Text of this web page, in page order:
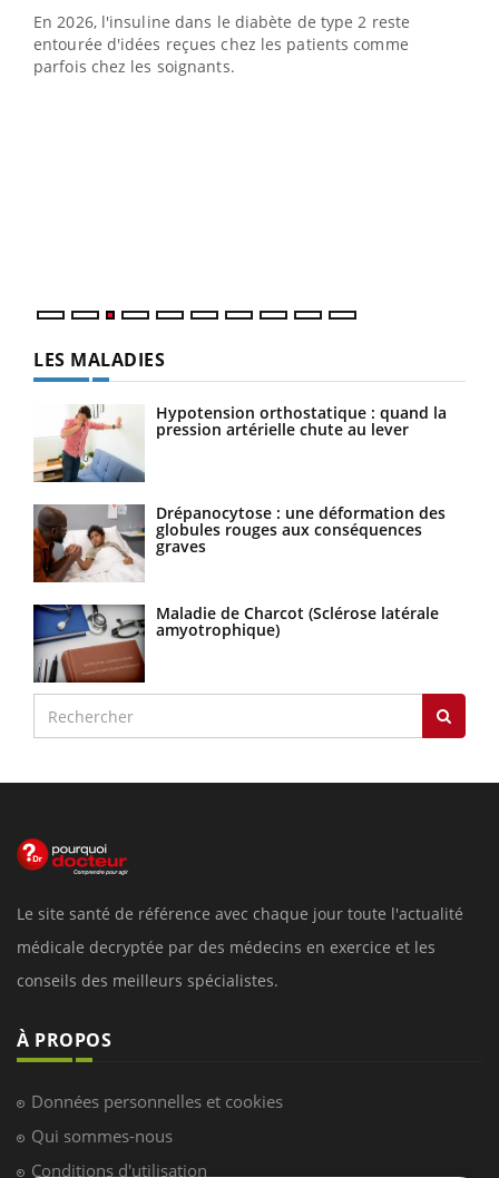
En 2026, l'insuline dans le diabète de type 2 reste
entourée d'idées reçues chez les patients comme
parfois chez les soignants.
LES MALADIES
Hypotension orthostatique : quand la
pression artérielle chute au lever
Drépanocytose : une déformation des
globules rouges aux conséquences
graves
Maladie de Charcot (Sclérose latérale
amyotrophique)
Le site santé de référence avec chaque jour toute l'actualité
médicale decryptée par des médecins en exercice et les
conseils des meilleurs spécialistes.
À PROPOS
Données personnelles et cookies
Qui sommes-nous
Conditions d'utilisation